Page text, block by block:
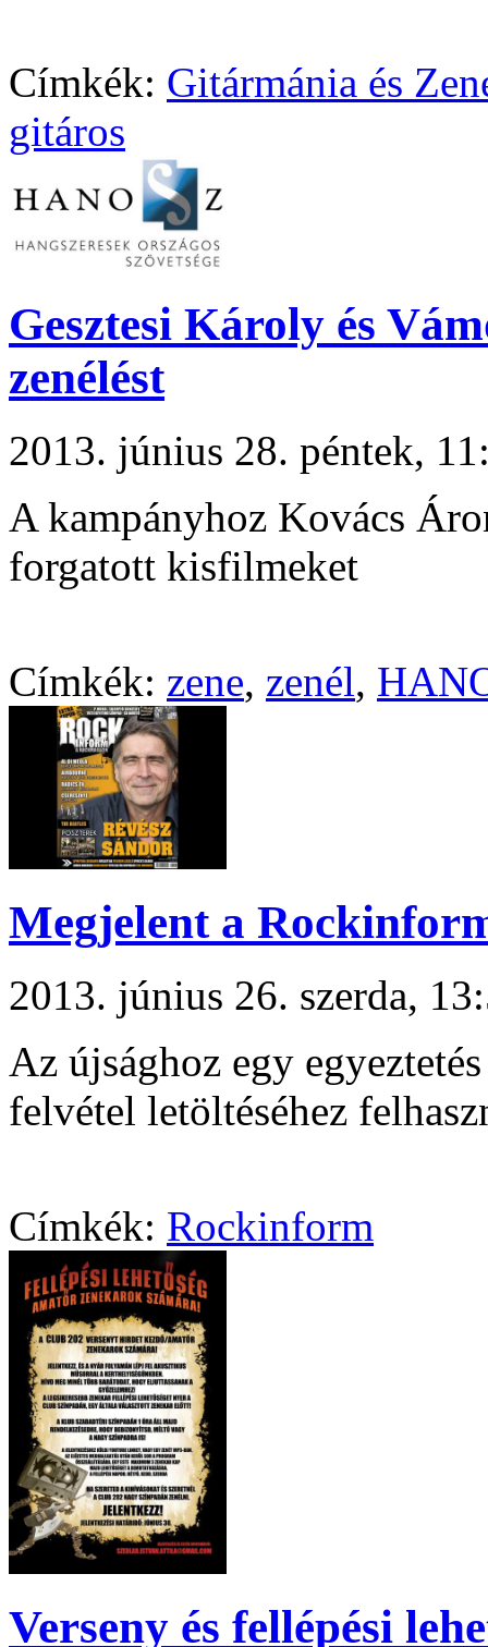
Címkék: Gitármánia és
gitáros
Gesztesi Károly és
zenélést
2013. június 28. péntek,
A kampányhoz Kovács
forgatott kisfilmeket
Címkék: zene, zenél,
Megjelent a
2013. június 26. szerda,
Az újsághoz egy
felvétel letöltéséhez
Címkék: Rockinform
Verseny és fellépési